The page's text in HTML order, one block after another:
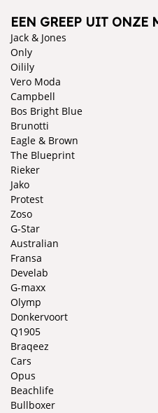
EEN GREEP UIT ONZE
Jack & Jones
Only
Oilily
Vero Moda
Campbell
Bos Bright Blue
Brunotti
Eagle & Brown
The Blueprint
Rieker
Jako
Protest
Zoso
G-Star
Australian
Fransa
Develab
G-maxx
Olymp
Donkervoort
Q1905
Braqeez
Cars
Opus
Beachlife
Bullboxer